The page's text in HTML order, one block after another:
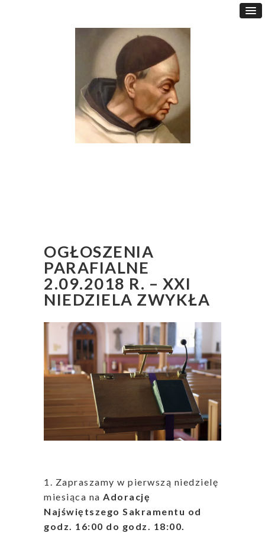
OGŁOSZENIA
PARAFIALNE
2.09.2018 R. – XXI
NIEDZIELA ZWYKŁA
1. Zapraszamy w pierwszą niedzielę
miesiąca na Adorację
Najświętszego Sakramentu od
godz. 16:00 do godz. 18:00.